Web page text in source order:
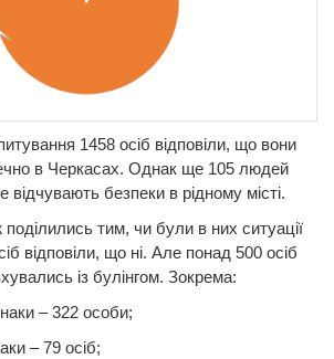
1458 осіб відповіли, що вони
в Черкасах. Однак ще 105 людей
безпеки в рідному місті.
тим, чи були в них ситуації
відповіли, що ні. Але понад 500 осіб
із булінгом. Зокрема:
– 322 особи;
– 79 осіб;